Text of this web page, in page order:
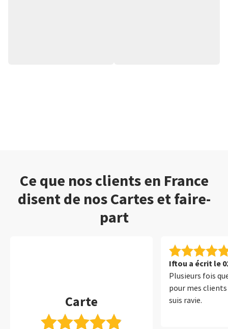
Ce que nos clients en France
disent de nos Cartes et faire-
part
Carte
Iftou a écrit le
Plusieurs fois
pour mes
suis ravie.